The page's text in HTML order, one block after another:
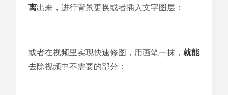
离出来，进行背景更换或者插入文字图层：
或者在视频里实现快速修图，用画笔一抹， 就能
去除视频中不需要的部分：